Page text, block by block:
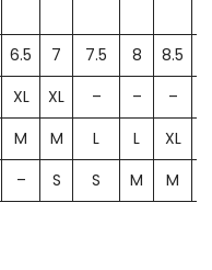
6.5 7 7.5 8 8.5
XL XL – – –
M M L L XL
– S S M M